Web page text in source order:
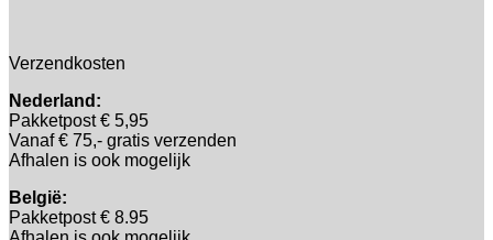
Verzendkosten
Nederland:
Pakketpost € 5,95
Vanaf € 75,- gratis verzenden
Afhalen is ook mogelijk
België:
Pakketpost € 8.95